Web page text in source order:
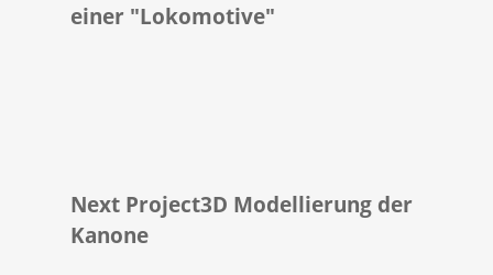
einer "Lo­ko­mo­ti­ve"
Next Project3D Modellierung der
Kanone